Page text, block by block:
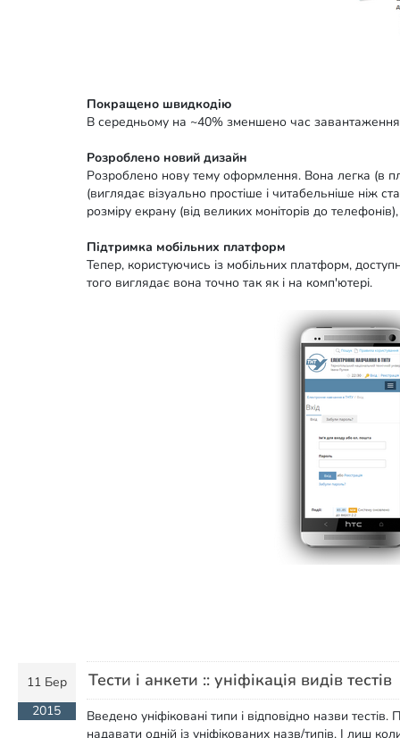
Покращено швидкодію
В середньому на ~40% зменшено час завантаження
Розроблено новий дизайн
Розроблено нову тему оформлення. Вона легка (в
(виглядає візуально простіше і читабельніше ніж
розміру екрану (від великих моніторів до
Підтримка мобільних платформ
Тепер, користуючись із мобільних платформ,
того виглядає вона точно так як і на комп'ютері.
11 Бер
2015
Тести і анкети :: уніфікація видів тестів
Введено уніфіковані типи і відповідно назви
надавати одній із уніфікованих назв/типів. І лиш